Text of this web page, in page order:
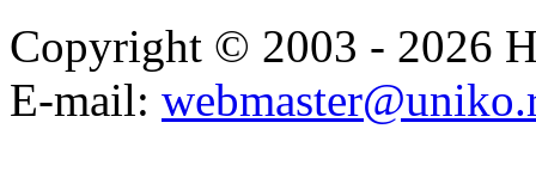
Copyright © 2003 - 2026
E-mail: